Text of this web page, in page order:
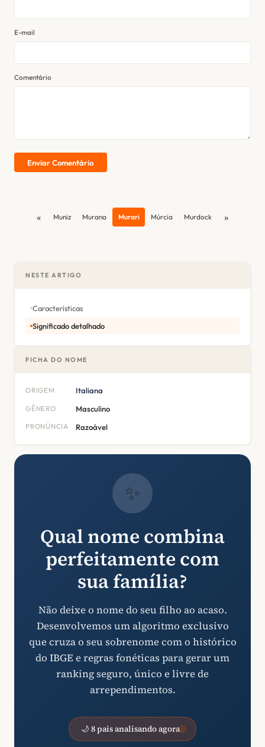
E-mail
Comentário
Enviar Comentário
« Muniz Murana Murari Múrcia Murdock »
NESTE ARTIGO
Características
Significado detalhado
FICHA DO NOME
ORIGEM Italiana
GÊNERO Masculino
PRONÚNCIA Razoável
✨
Qual nome combina
perfeitamente com
sua família?
Não deixe o nome do seu filho ao acaso.
Desenvolvemos um algoritmo exclusivo
que cruza o seu sobrenome com o histórico
do IBGE e regras fonéticas para gerar um
ranking seguro, único e livre de
arrependimentos.
🌙 8 pais analisando agora